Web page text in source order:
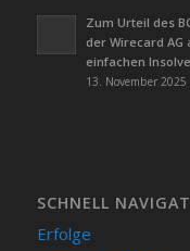
Zum Urteil des
der Wirecard
einfachen
13. November 2025
SCHNELL
Erfolge